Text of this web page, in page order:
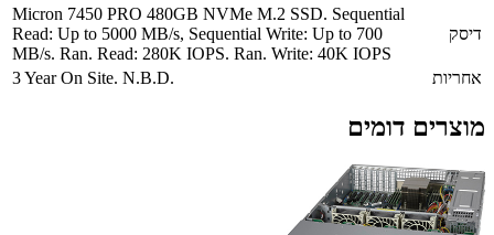
דיסק
Micron 7450 PRO 480GB NVMe M.2 SSD. Sequential
Read: Up to 5000 MB/s, Sequential Write: Up to 700
MB/s. Ran. Read: 280K IOPS. Ran. Write: 40K IOPS
אחריות
3 Year On Site. N.B.D.
מוצרים דומים